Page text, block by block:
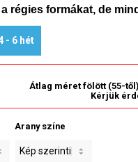
régies formákat, de
- 6 hét
Átlag méret fölött (55-
Kérjük
Arany színe